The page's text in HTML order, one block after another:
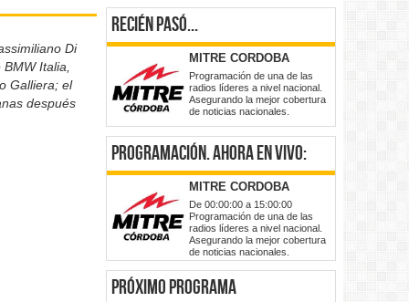
Di
Italia,
Galliera; el
después
Recién pasó...
MITRE CORDOBA
Programación de una de las
radios líderes a nivel nacional.
Asegurando la mejor cobertura
de noticias nacionales.
programación. ahora en vivo:
MITRE CORDOBA
De 00:00:00 a 15:00:00
Programación de una de las
radios líderes a nivel nacional.
Asegurando la mejor cobertura
de noticias nacionales.
Próximo Programa